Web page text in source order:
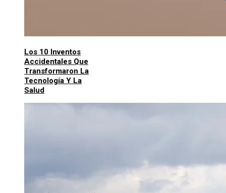
Los 10 Inventos
Accidentales Que
Transformaron La
Tecnología Y La
Salud